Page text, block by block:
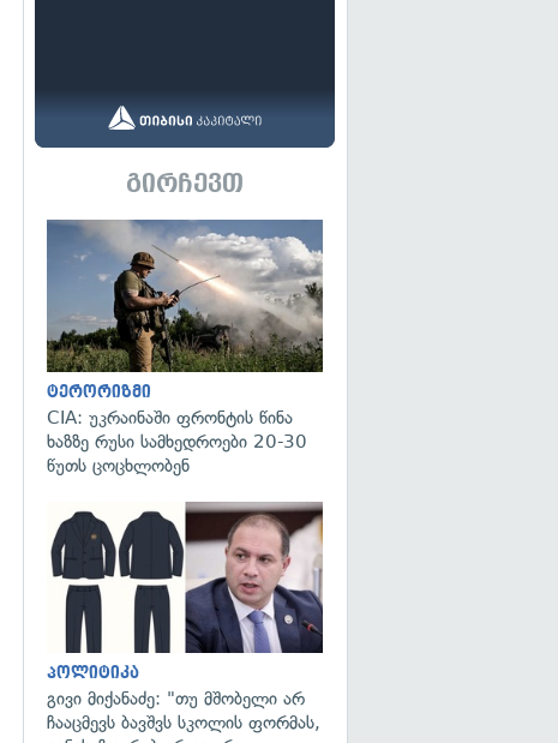
გირჩევთ
ტერორიზმი
CIA: უკრაინაში ფრონტის წინა
ხაზზე რუსი სამხედროები 20-30
წუთს ცოცხლობენ
პოლიტიკა
გივი მიქანაძე: "თუ მშობელი არ
ჩააცმევს ბავშვს სკოლის ფორმას,